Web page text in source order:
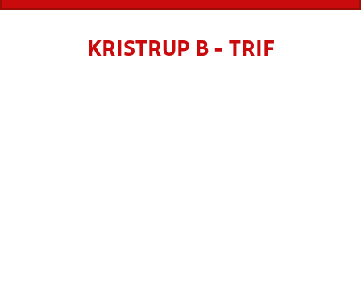
KRISTRUP B - TRIF